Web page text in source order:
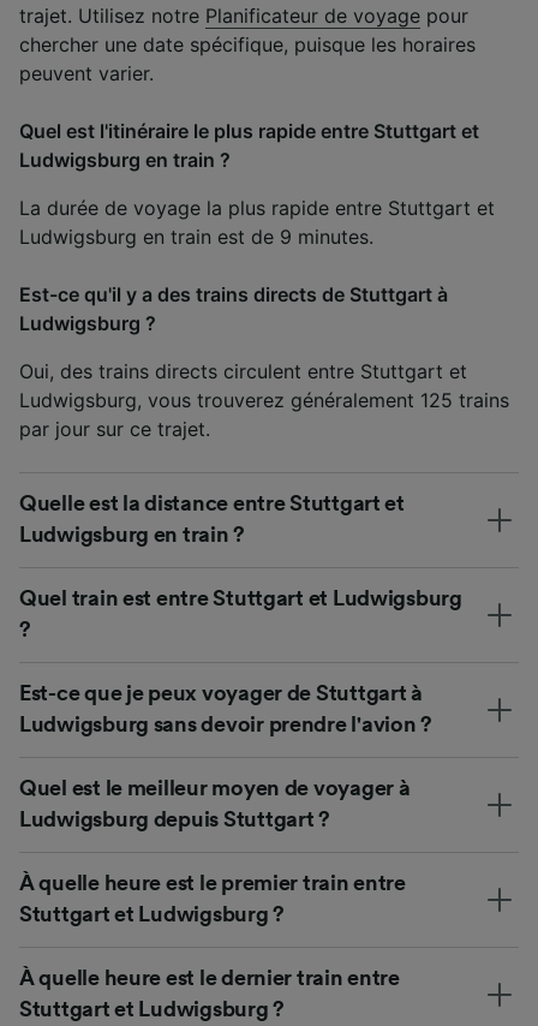
trajet. Utilisez notre Planificateur de voyage pour
chercher une date spécifique, puisque les horaires
peuvent varier.
Quel est l'itinéraire le plus rapide entre Stuttgart et
Ludwigsburg en train ?
La durée de voyage la plus rapide entre Stuttgart et
Ludwigsburg en train est de 9 minutes.
Est-ce qu'il y a des trains directs de Stuttgart à
Ludwigsburg ?
Oui, des trains directs circulent entre Stuttgart et
Ludwigsburg, vous trouverez généralement 125 trains
par jour sur ce trajet.
Quelle est la distance entre Stuttgart et
Ludwigsburg en train ?
Quel train est entre Stuttgart et Ludwigsburg
?
Est-ce que je peux voyager de Stuttgart à
Ludwigsburg sans devoir prendre l'avion ?
Quel est le meilleur moyen de voyager à
Ludwigsburg depuis Stuttgart ?
À quelle heure est le premier train entre
Stuttgart et Ludwigsburg ?
À quelle heure est le dernier train entre
Stuttgart et Ludwigsburg ?